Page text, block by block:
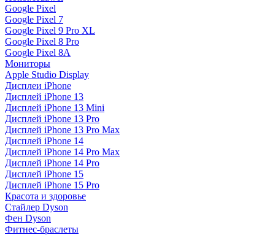
Google Pixel
Google Pixel 7
Google Pixel 9 Pro XL
Google Pixel 8 Pro
Google Pixel 8A
Мониторы
Apple Studio Display
Дисплеи iPhone
Дисплей iPhone 13
Дисплей iPhone 13 Mini
Дисплей iPhone 13 Pro
Дисплей iPhone 13 Pro Max
Дисплей iPhone 14
Дисплей iPhone 14 Pro Max
Дисплей iPhone 14 Pro
Дисплей iPhone 15
Дисплей iPhone 15 Pro
Красота и здоровье
Стайлер Dyson
Фен Dyson
Фитнес-браслеты